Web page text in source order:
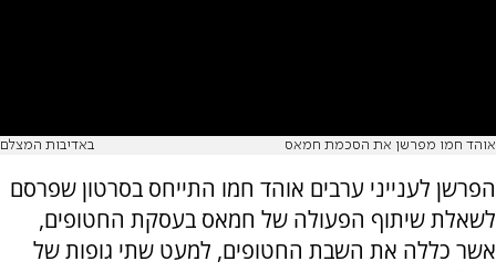
אוהד חמו מפרשן את הסכמת חמאס באדיבות המצלם
הפרשן לענייני ערבים אוהד חמו התייחס בסרטון שפרסם
לשאלת שיתוף הפעולה של חמאס בעסקת החטופים,
אשר כללה את השבת החטופים, למעט שתי גופות של